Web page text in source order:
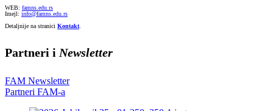
WEB: famns.edu.rs
Imejl: info@famns.edu.rs
Detaljnije na stranici Kontakt
Partneri i Newsletter
FAM Newsletter
Partneri FAM-a